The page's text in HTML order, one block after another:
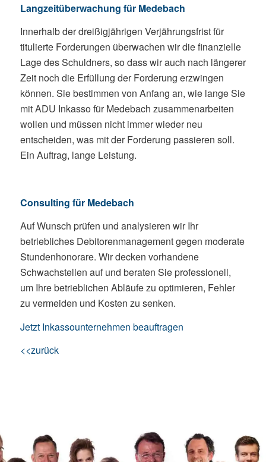
Langzeitüberwachung für Medebach
Innerhalb der dreißigjährigen Verjährungsfrist für
titulierte Forderungen überwachen wir die finanzielle
Lage des Schuldners, so dass wir auch nach längerer
Zeit noch die Erfüllung der Forderung erzwingen
können. Sie bestimmen von Anfang an, wie lange Sie
mit ADU Inkasso für Medebach zusammenarbeiten
wollen und müssen nicht immer wieder neu
entscheiden, was mit der Forderung passieren soll.
Ein Auftrag, lange Leistung.
Consulting für Medebach
Auf Wunsch prüfen und analysieren wir Ihr
betriebliches Debitorenmanagement gegen moderate
Stundenhonorare. Wir decken vorhandene
Schwachstellen auf und beraten Sie professionell,
um Ihre betrieblichen Abläufe zu optimieren, Fehler
zu vermeiden und Kosten zu senken.
Jetzt Inkassounternehmen beauftragen
<<zurück